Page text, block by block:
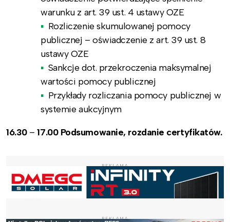
warunku z art. 39 ust. 4 ustawy OZE
Rozliczenie skumulowanej pomocy
publicznej – oświadczenie z art. 39 ust. 8
ustawy OZE
Sankcje dot. przekroczenia maksymalnej
wartości pomocy publicznej
Przykłady rozliczania pomocy publicznej w
systemie aukcyjnym
16.30 – 17.00 Podsumowanie, rozdanie certyfikatów.
REKLAMA
REKLAMA